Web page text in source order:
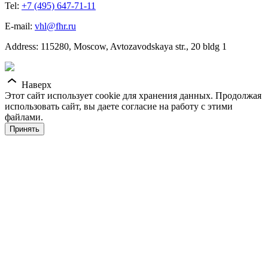
Tel: +7 (495) 647-71-11
E-mail: vhl@fhr.ru
Address: 115280, Moscow, Avtozavodskaya str., 20 bldg 1
Наверх
Этот сайт использует cookie для хранения данных. Продолжая
использовать сайт, вы даете согласие на работу с этими
файлами.
Принять